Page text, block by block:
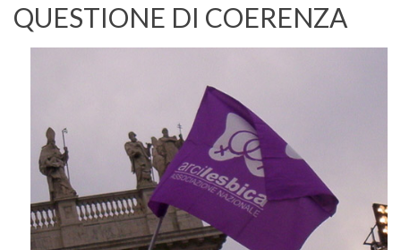
QUESTIONE DI COERENZA